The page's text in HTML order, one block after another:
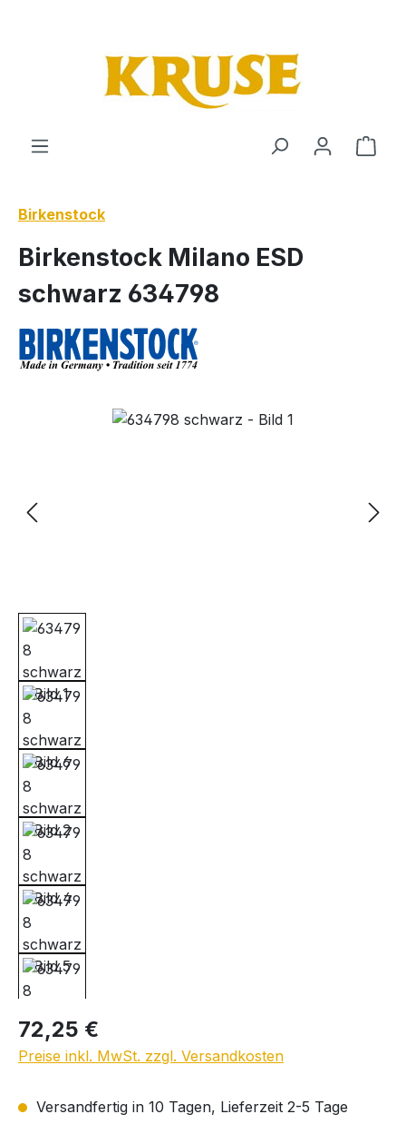
Birkenstock
Birkenstock Milano ESD
schwarz 634798
Bildergalerie überspringen
Regulärer Preis:
72,25 €
Preise inkl. MwSt. zzgl. Versandkosten
Versandfertig in 10 Tagen, Lieferzeit 2-5 Tage